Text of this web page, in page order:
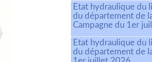
Etat hydraulique du
du département de
Campagne du 1er
Etat hydraulique du
du département de